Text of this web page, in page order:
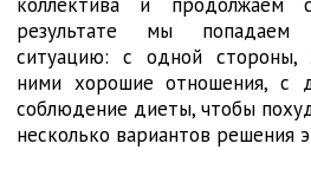
результате мы попадаем
ситуацию: с одной стороны,
ними хорошие отношения, с
соблюдение диеты, чтобы
несколько вариантов решения